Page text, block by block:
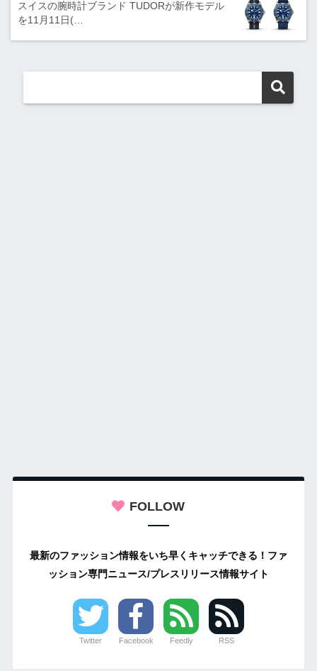
スイスの腕時計ブランド TUDORが新作モデル
を11月11日(…
FOLLOW
最新のファッション情報をいち早くキャッチできる！ファ
ッション専門ニュース/プレスリリース情報サイト
Twitter Facebook Feedly RSS